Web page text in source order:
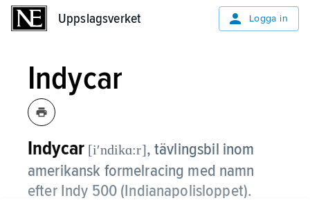
Uppslagsverket Logga in
Indycar
Indycar [iʹndikɑ:r],tävlingsbil inom
amerikansk formelracing med namn
efter Indy 500 (Indianapolisloppet).